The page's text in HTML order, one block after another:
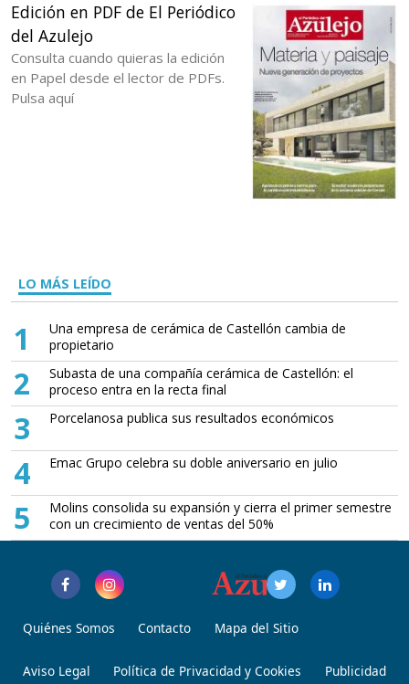
Edición en PDF de El Periódico
del Azulejo
Consulta cuando quieras la edición
en Papel desde el lector de PDFs.
Pulsa aquí
LO MÁS LEÍDO
1
Una empresa de cerámica de Castellón cambia de
propietario
2
Subasta de una compañía cerámica de Castellón: el
proceso entra en la recta final
3 Porcelanosa publica sus resultados económicos
4 Emac Grupo celebra su doble aniversario en julio
5
Molins consolida su expansión y cierra el primer semestre
con un crecimiento de ventas del 50%
Quiénes Somos Contacto Mapa del Sitio
Aviso Legal Política de Privacidad y Cookies Publicidad